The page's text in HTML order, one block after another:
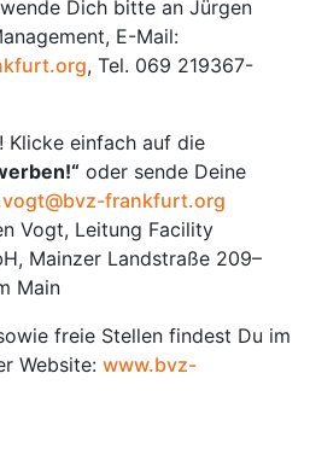
Dich bitte an Jürgen
E-Mail:
, Tel. 069 219367-
Klicke einfach auf die
oder sende Deine
frankfurt.org
Vogt, Leitung Facility
Mainzer Landstraße 209–
Main
freie Stellen findest Du im
Website: www.bvz-